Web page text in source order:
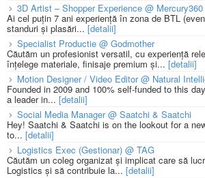
3D Artist – Shopper Experience @ Mercury360
Ai cel puțin 7 ani experiență în zona de BTL
standuri și plasări...[detalii]
Specialist Productie @ Godmother
Căutăm un profesionist versatil, cu experiență
înțelege materiale, finisaje premium și... [detalii]
Motion Designer / Video Editor @ Natural
Founded in 2009 and 100% self-funded to this
a leader in... [detalii]
Social Media Manager @ Saatchi & Saatchi
Hey! Saatchi & Saatchi is on the lookout for a
to... [detalii]
Logistics Exec (Gestionar) @ TAG
Căutăm un coleg organizat și implicat care să
Logistics și să contribuie la... [detalii]